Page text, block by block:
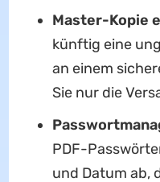
Master-Kopie
künftig eine
an einem
Sie nur die
PDF-
und Datum ab,